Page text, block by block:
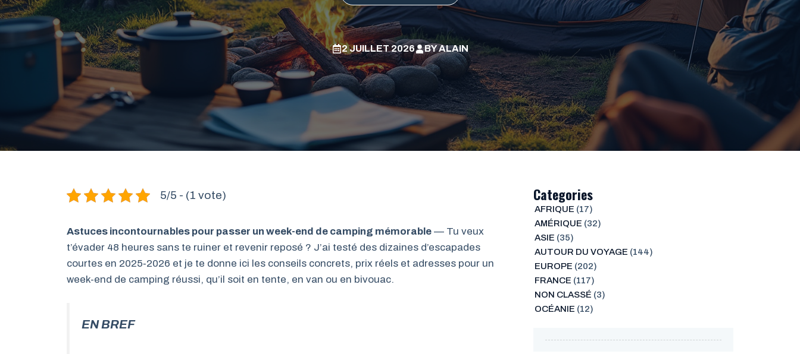
2 JUILLET 2026 BYALAIN
5/5 - (1 vote)
Astuces incontournables pour passer un week-end de camping mémorable — Tu veux
t’évader 48 heures sans te ruiner et revenir reposé ? J’ai testé des dizaines d’escapades
courtes en 2025‑2026 et je te donne ici les conseils concrets, prix réels et adresses pour un
week-end de camping réussi, qu’il soit en tente, en van ou en bivouac.
EN BREF
Categories
AFRIQUE (17)
AMÉRIQUE (32)
ASIE (35)
AUTOUR DU VOYAGE (144)
EUROPE (202)
FRANCE (117)
NON CLASSÉ (3)
OCÉANIE (12)